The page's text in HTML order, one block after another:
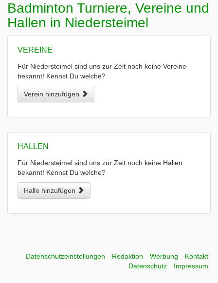
Badminton Turniere, Vereine und
Hallen in Niedersteimel
VEREINE
Für Niedersteimel sind uns zur Zeit noch keine Vereine
bekannt! Kennst Du welche?
Verein hinzufügen
HALLEN
Für Niedersteimel sind uns zur Zeit noch keine Hallen
bekannt! Kennst Du welche?
Halle hinzufügen
Datenschutzeinstellungen Redaktion Werbung
Kontakt
Datenschutz
Impressum